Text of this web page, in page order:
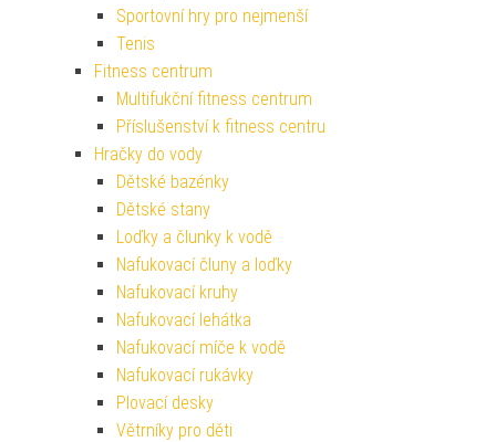
Sportovní hry pro nejmenší
Tenis
Fitness centrum
Multifukční fitness centrum
Příslušenství k fitness centru
Hračky do vody
Dětské bazénky
Dětské stany
Loďky a člunky k vodě
Nafukovací čluny a loďky
Nafukovací kruhy
Nafukovací lehátka
Nafukovací míče k vodě
Nafukovací rukávky
Plovací desky
Větrníky pro děti